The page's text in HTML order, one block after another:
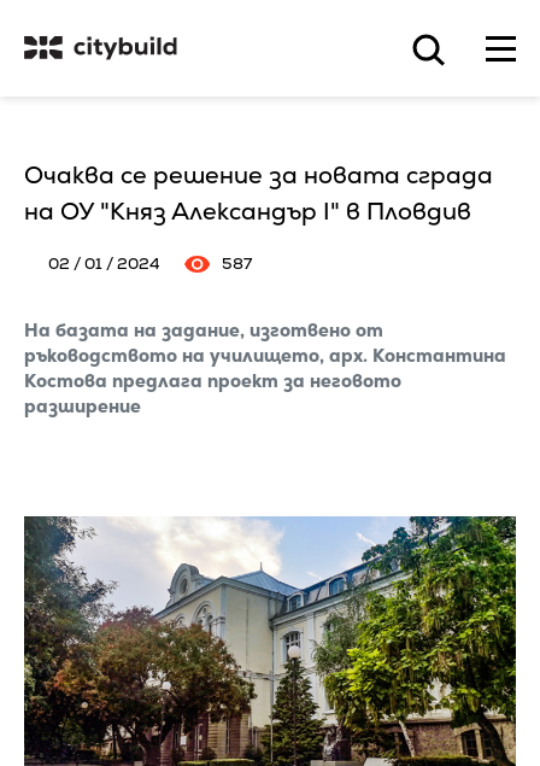
Очаква се решение за новата сграда
на ОУ "Княз Александър I" в Пловдив
02 / 01 / 2024 587
На базата на задание, изготвено от
ръководството на училището, арх. Константина
Костова предлага проект за неговото
разширение